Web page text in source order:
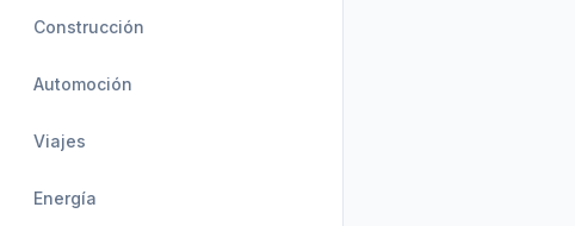
Construcción
Automoción
Viajes
Energía